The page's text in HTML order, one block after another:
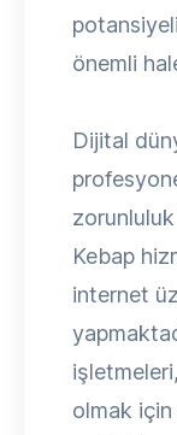
önemli
Dijital
Kebap
internet
olmak için